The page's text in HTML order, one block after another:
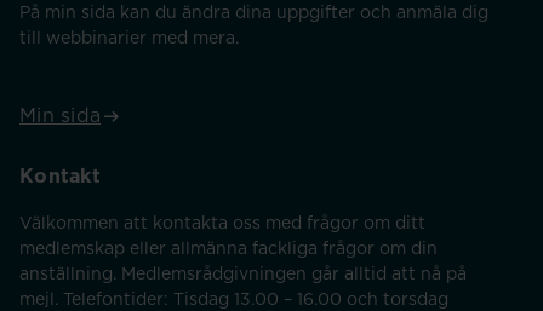
På min sida kan du ändra dina uppgifter och anmäla dig
till webbinarier med mera.
Min sida
Kontakt
Välkommen att kontakta oss med frågor om ditt
medlemskap eller allmänna fackliga frågor om din
anställning. Medlemsrådgivningen går alltid att nå på
mejl. Telefontider: Tisdag 13.00 – 16.00 och torsdag